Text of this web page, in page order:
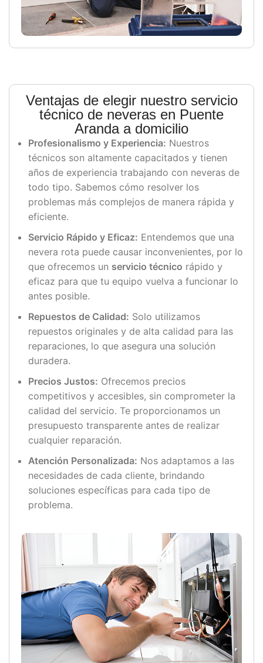
Ventajas de elegir nuestro servicio
técnico de neveras en Puente
Aranda a domicilio
Profesionalismo y Experiencia: Nuestros
técnicos son altamente capacitados y tienen
años de experiencia trabajando con neveras de
todo tipo. Sabemos cómo resolver los
problemas más complejos de manera rápida y
eficiente.
Servicio Rápido y Eficaz: Entendemos que una
nevera rota puede causar inconvenientes, por lo
que ofrecemos un servicio técnico rápido y
eficaz para que tu equipo vuelva a funcionar lo
antes posible.
Repuestos de Calidad: Solo utilizamos
repuestos originales y de alta calidad para las
reparaciones, lo que asegura una solución
duradera.
Precios Justos: Ofrecemos precios
competitivos y accesibles, sin comprometer la
calidad del servicio. Te proporcionamos un
presupuesto transparente antes de realizar
cualquier reparación.
Atención Personalizada: Nos adaptamos a las
necesidades de cada cliente, brindando
soluciones específicas para cada tipo de
problema.